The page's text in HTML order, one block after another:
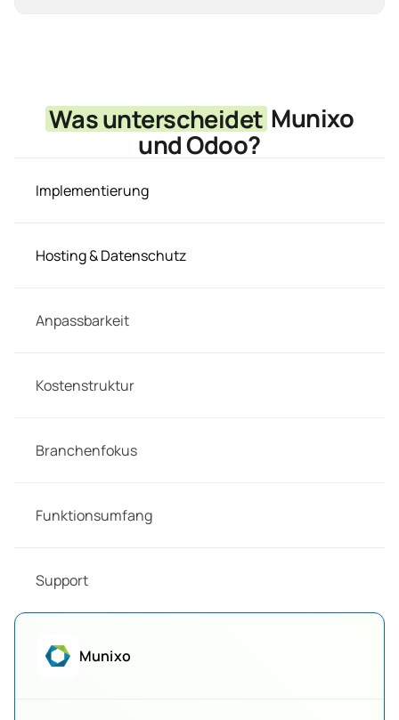
Was unterscheidetMunixo
und Odoo?
Implementierung
Hosting & Datenschutz
Anpassbarkeit
Kostenstruktur
Branchenfokus
Funktionsumfang
Support
Munixo